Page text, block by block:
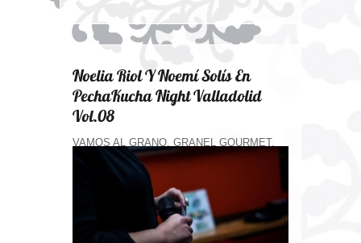
Noelia Riol Y Noemí Solís En
PechaKucha Night Valladolid
Vol.08
VAMOS AL GRANO. GRANEL GOURMET,
nace del deseo de recuperar la venta...